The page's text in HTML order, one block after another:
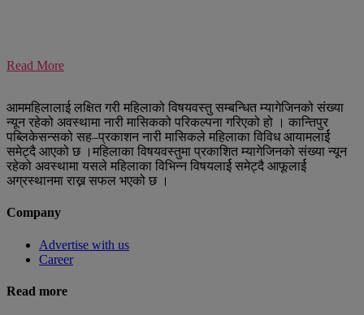
Read More
आममहिलालाई लक्षित गरी महिलाको विषयवस्तु सम्बन्धित म्यागेजिनको संख्या
न्यून रहेको अवस्थामा नारी मासिकको परिकल्पना गरिएको हो । कान्तिपुर
पब्लिकेसन्सको सह–प्रकाशन नारी मासिकले महिलाका विविध आयामलार्ई
समेट्दै आएको छ ।महिलाका विषयवस्तुमा प्रकाशित म्यागेजिनको संख्या न्यून
रहेको अवस्थामा यसले महिलाका विभिन्न विषयलार्ई समेट्दै आफूलार्ई
अग्रस्थानमा राख्न सफल भएको छ ।
Company
Advertise with us
Career
Read more